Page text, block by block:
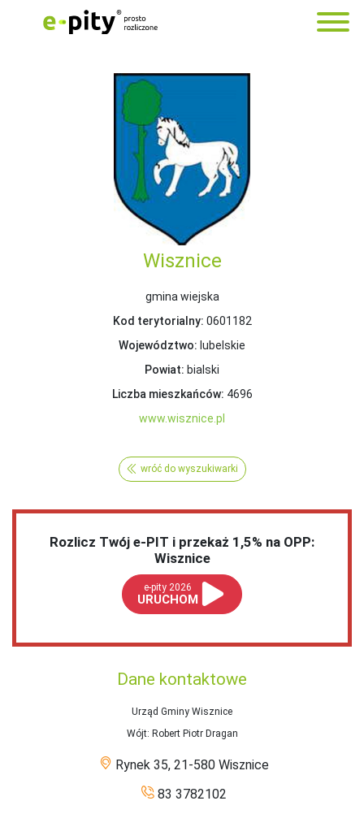
Wisznice
gmina wiejska
Kod terytorialny: 0601182
Województwo: lubelskie
Powiat: bialski
Liczba mieszkańców: 4696
www.wisznice.pl
wróć do wyszukiwarki
Rozlicz Twój e-PIT i przekaż 1,5% na OPP:
Wisznice
e-pity 2026
URUCHOM
Dane kontaktowe
Urząd Gminy Wisznice
Wójt: Robert Piotr Dragan
Rynek 35, 21-580 Wisznice
83 3782102